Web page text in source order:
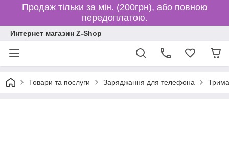
Продаж тільки за мін. (200грн), або повною
передоплатою.
Интернет магазин Z-Shop
Товари та послуги Заряджання для телефона